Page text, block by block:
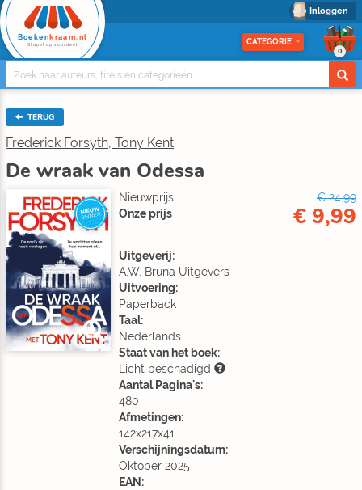
Inloggen
Boeken kraam.nl
Stapel op voordeel CATEGORIE
0
TERUG
Frederick Forsyth, Tony Kent
De wraak van Odessa
NIEUW
BINNEN
Nieuwprijs
€ 24,99
Onze prijs
€ 9,99
Uitgeverij:
A.W. Bruna Uitgevers
Uitvoering:
Paperback
Taal:
Nederlands
Staat van het boek:
Licht beschadigd
Aantal Pagina's:
480
Afmetingen:
142x217x41
Verschijningsdatum:
Oktober 2025
EAN: